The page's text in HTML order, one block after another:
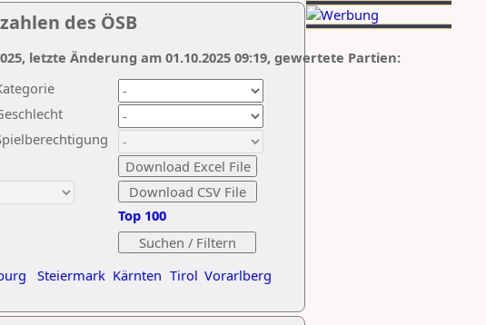
des ÖSB
Steiermark Kärnten Tirol Vorarlberg
Top 100
letzte Änderung am 01.10.2025 09:19, gewertete Partien: